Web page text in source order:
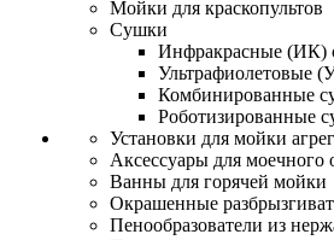
Мойки для краскопультов
Сушки
Инфракрасные (ИК)
Ультрафиолетовые
Комбинированные
Роботизированные
Установки для мойки
Аксессуары для моечного
Ванны для горячей мойки
Окрашенные
Пенообразователи из